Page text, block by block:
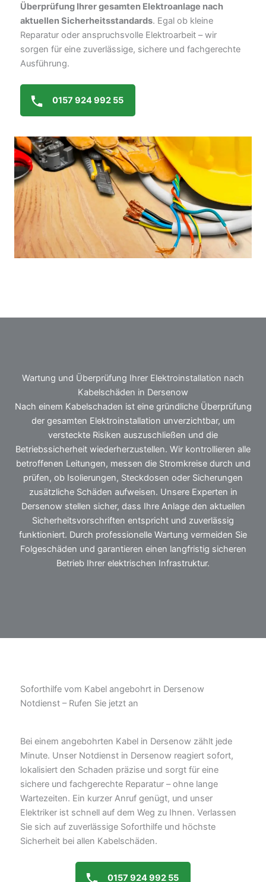
Überprüfung Ihrer gesamten Elektroanlage nach
aktuellen Sicherheitsstandards. Egal ob kleine
Reparatur oder anspruchsvolle Elektroarbeit – wir
sorgen für eine zuverlässige, sichere und fachgerechte
Ausführung.
0157 924 992 55
Wartung und Überprüfung Ihrer Elektroinstallation nach
Kabelschäden in Dersenow
Nach einem Kabelschaden ist eine gründliche Überprüfung
der gesamten Elektroinstallation unverzichtbar, um
versteckte Risiken auszuschließen und die
Betriebssicherheit wiederherzustellen. Wir kontrollieren alle
betroffenen Leitungen, messen die Stromkreise durch und
prüfen, ob Isolierungen, Steckdosen oder Sicherungen
zusätzliche Schäden aufweisen. Unsere Experten in
Dersenow stellen sicher, dass Ihre Anlage den aktuellen
Sicherheitsvorschriften entspricht und zuverlässig
funktioniert. Durch professionelle Wartung vermeiden Sie
Folgeschäden und garantieren einen langfristig sicheren
Betrieb Ihrer elektrischen Infrastruktur.
Soforthilfe vom Kabel angebohrt in Dersenow
Notdienst – Rufen Sie jetzt an
Bei einem angebohrten Kabel in Dersenow zählt jede
Minute. Unser Notdienst in Dersenow reagiert sofort,
lokalisiert den Schaden präzise und sorgt für eine
sichere und fachgerechte Reparatur – ohne lange
Wartezeiten. Ein kurzer Anruf genügt, und unser
Elektriker ist schnell auf dem Weg zu Ihnen. Verlassen
Sie sich auf zuverlässige Soforthilfe und höchste
Sicherheit bei allen Kabelschäden.
0157 924 992 55